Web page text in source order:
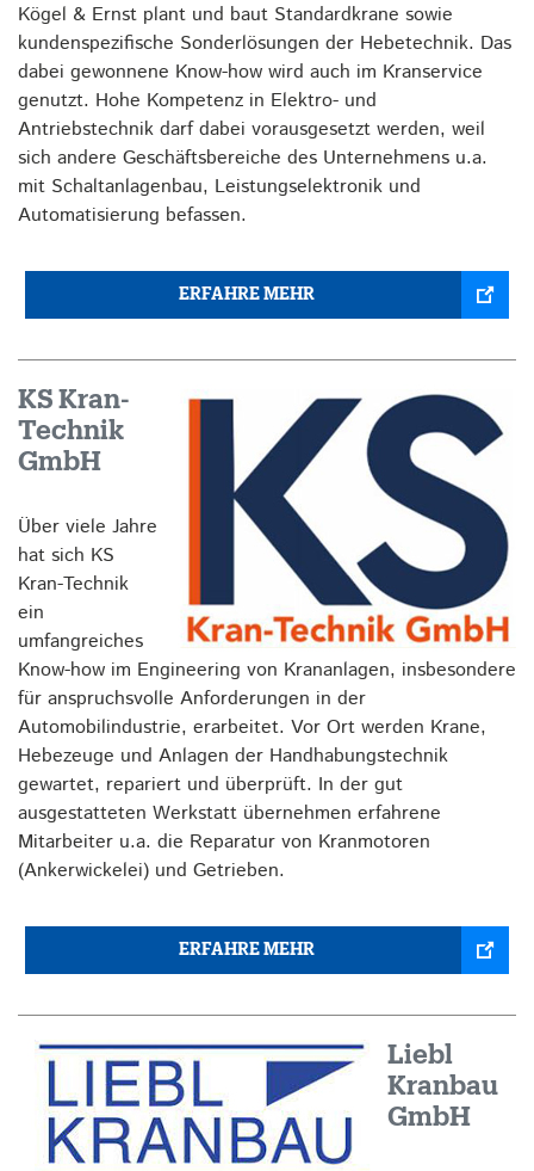
Kögel & Ernst plant und baut Standardkrane sowie
kundenspezifische Sonderlösungen der Hebetechnik. Das
dabei gewonnene Know-how wird auch im Kranservice
genutzt. Hohe Kompetenz in Elektro- und
Antriebstechnik darf dabei vorausgesetzt werden, weil
sich andere Geschäftsbereiche des Unternehmens u.a.
mit Schaltanlagenbau, Leistungselektronik und
Automatisierung befassen.
ERFAHRE MEHR
KS Kran-
Technik
GmbH
Über viele Jahre
hat sich KS
Kran-Technik
ein
umfangreiches
Know-how im Engineering von Krananlagen, insbesondere
für anspruchsvolle Anforderungen in der
Automobilindustrie, erarbeitet. Vor Ort werden Krane,
Hebezeuge und Anlagen der Handhabungstechnik
gewartet, repariert und überprüft. In der gut
ausgestatteten Werkstatt übernehmen erfahrene
Mitarbeiter u.a. die Reparatur von Kranmotoren
(Ankerwickelei) und Getrieben.
ERFAHRE MEHR
Liebl
Kranbau
GmbH